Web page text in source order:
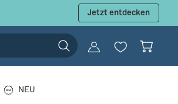
Jetzt entdecken
NEU